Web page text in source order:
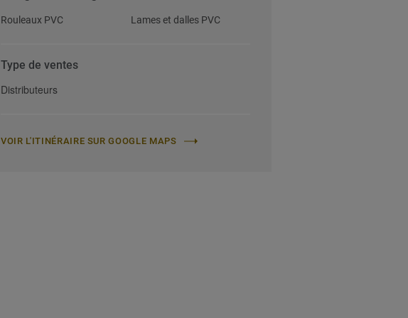
Rouleaux PVC Lames et dalles PVC
Type de ventes
Distributeurs
VOIR L'ITINÉRAIRE SUR GOOGLE MAPS